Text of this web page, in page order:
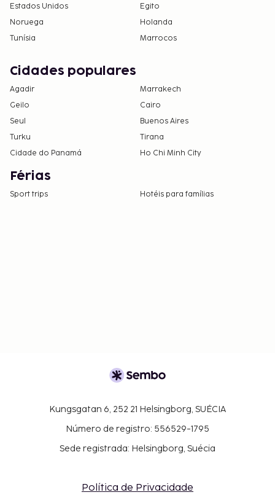
Estados Unidos
Egito
Noruega
Holanda
Tunísia
Marrocos
Cidades populares
Agadir
Marrakech
Geilo
Cairo
Seul
Buenos Aires
Turku
Tirana
Cidade do Panamá
Ho Chi Minh City
Férias
Sport trips Hotéis para famílias
Kungsgatan 6, 252 21 Helsingborg, SUÉCIA
Número de registro: 556529-1795
Sede registrada: Helsingborg, Suécia
Política de Privacidade